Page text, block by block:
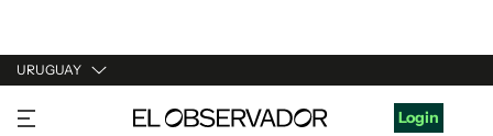
URUGUAY
URUGUAY Login